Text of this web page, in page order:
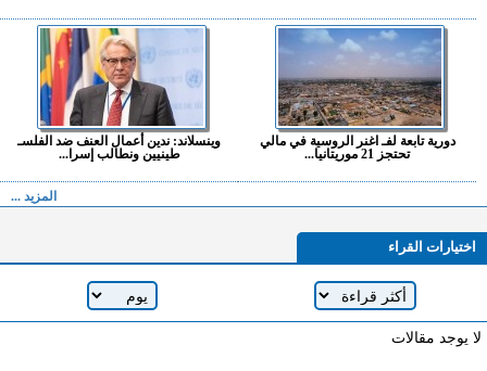
دورية تابعة لفـ اغنر الروسية في مالي
تحتجز 21 موريتانيا...
وينسلاند: ندين أعمال العنف ضد الفلسـ
طينيين ونطالب إسرا...
المزيد ...
اختيارات القراء
لا يوجد مقالات